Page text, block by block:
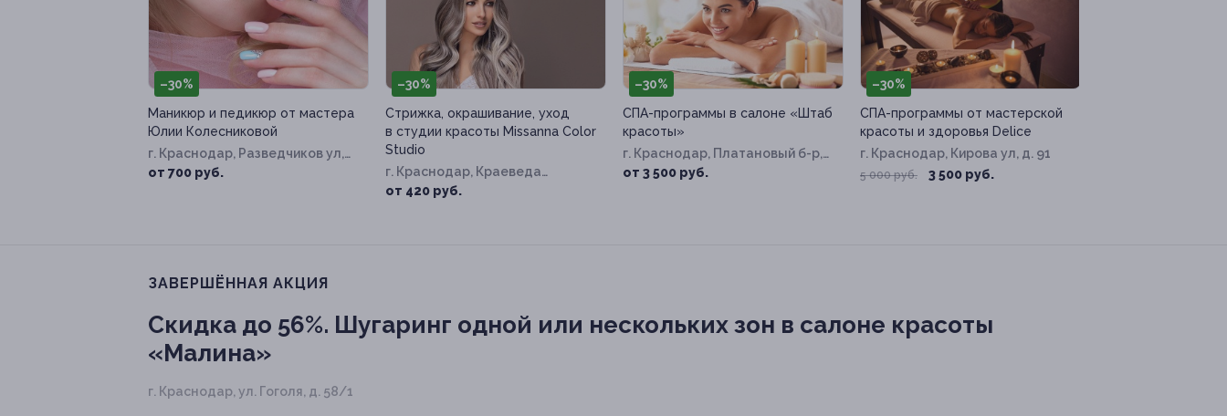
–30%
Маникюр и педикюр от мастера
Юлии Колесниковой
г. Краснодар, Разведчиков ул,
д. 40
от 700 руб.
–30%
Стрижка, окрашивание, уход
в студии красоты Missanna Color
Studio
г. Краснодар, Краеведа
Соловьёва ул, д. 6, к. 1
от 420 руб.
–30%
СПА-программы в салоне «Штаб
красоты»
г. Краснодар, Платановый б-р,
д. 17п
от 3 500 руб.
–30%
СПА-программы от мастерской
красоты и здоровья Delice
г. Краснодар, Кирова ул, д. 91
5 000 руб. 3 500 руб.
ЗАВЕРШЁННАЯ АКЦИЯ
Скидка до 56%. Шугаринг одной или нескольких зон в салоне красоты
«Малина»
г. Краснодар, ул. Гоголя, д. 58/1